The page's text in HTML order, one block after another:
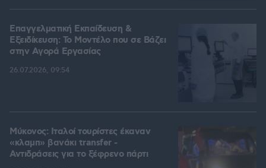
Επαγγελματική Εκπαίδευση &
Εξειδίκευση: Το Mοντέλο που σε Bάζει
στην Aγορά Eργασίας
26.07.2026, 09:54
Μύκονος: Ιταλοί τουρίστες έκαναν
«κλαμπ» βανάκι transfer -
Αντιδράσεις για το ξέφρενο πάρτι